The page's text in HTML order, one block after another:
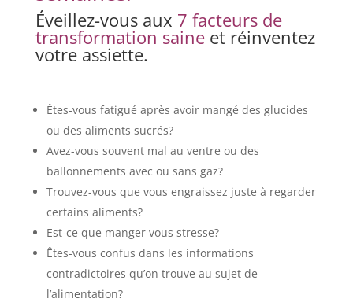
Éveillez-vous aux 7 facteurs de
transformation saineet réinventez
votre assiette.
Êtes-vous fatigué après avoir mangé des glucides
ou des aliments sucrés?
Avez-vous souvent mal au ventre ou des
ballonnements avec ou sans gaz?
Trouvez-vous que vous engraissez juste à regarder
certains aliments?
Est-ce que manger vous stresse?
Êtes-vous confus dans les informations
contradictoires qu’on trouve au sujet de
l’alimentation?